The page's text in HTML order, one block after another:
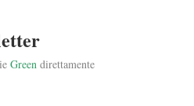
Green direttamente